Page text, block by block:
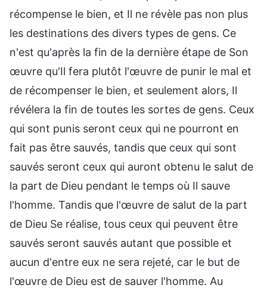
récompense le bien, et Il ne révèle pas non plus
les destinations des divers types de gens. Ce
n'est qu'après la fin de la dernière étape de Son
œuvre qu'Il fera plutôt l'œuvre de punir le mal et
de récompenser le bien, et seulement alors, Il
révélera la fin de toutes les sortes de gens. Ceux
qui sont punis seront ceux qui ne pourront en
fait pas être sauvés, tandis que ceux qui sont
sauvés seront ceux qui auront obtenu le salut de
la part de Dieu pendant le temps où Il sauve
l'homme. Tandis que l'œuvre de salut de la part
de Dieu Se réalise, tous ceux qui peuvent être
sauvés seront sauvés autant que possible et
aucun d'entre eux ne sera rejeté, car le but de
l'œuvre de Dieu est de sauver l'homme. Au